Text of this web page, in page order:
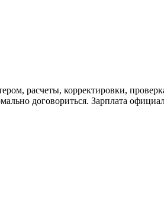
расчеты, корректировки,
договориться. Зарплата